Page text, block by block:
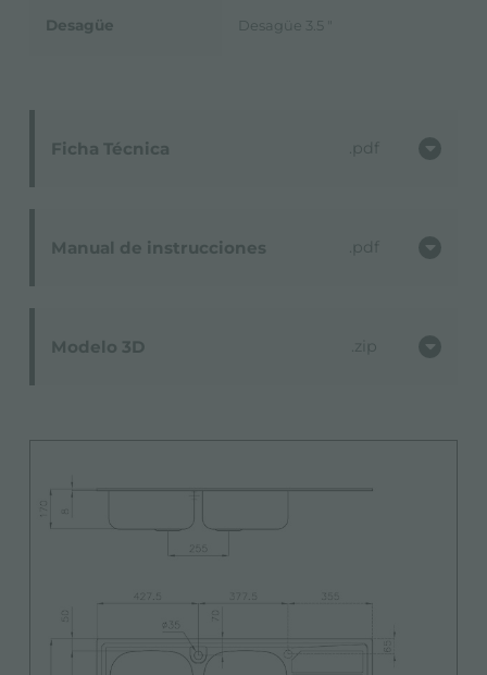
Ficha Técnica pdf
Manual de instrucciones pdf
Modelo 3D zip
Desagüe Desagüe 3.5 "